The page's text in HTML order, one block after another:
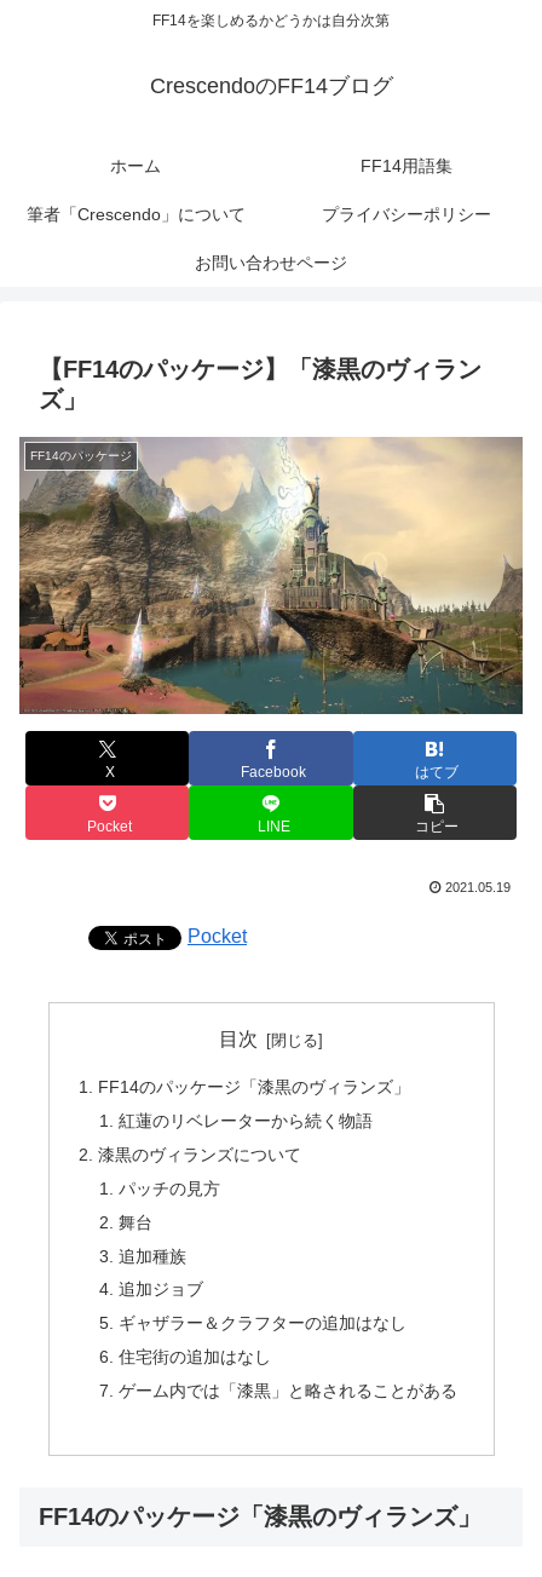
FF14を楽しめるかどうかは自分次第
CrescendoのFF14ブログ
ホーム FF14用語集
筆者「Crescendo」について プライバシーポリシー
お問い合わせページ
【FF14のパッケージ】「漆黒のヴィラン
ズ」
FF14のパッケージ
X Facebook はてブ
Pocket LINE コピー
2021.05.19
Pocket
目次
FF14のパッケージ「漆黒のヴィランズ」
紅蓮のリベレーターから続く物語
漆黒のヴィランズについて
パッチの見方
舞台
追加種族
追加ジョブ
ギャザラー＆クラフターの追加はなし
住宅街の追加はなし
ゲーム内では「漆黒」と略されることがある
FF14のパッケージ「漆黒のヴィランズ」